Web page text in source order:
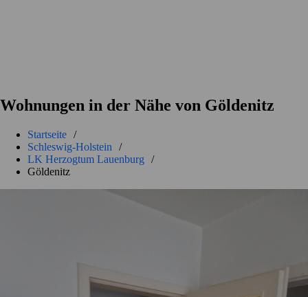
Wohnungen in der Nähe von Göldenitz
Startseite /
Schleswig-Holstein
/
LK Herzogtum Lauenburg
/
Göldenitz